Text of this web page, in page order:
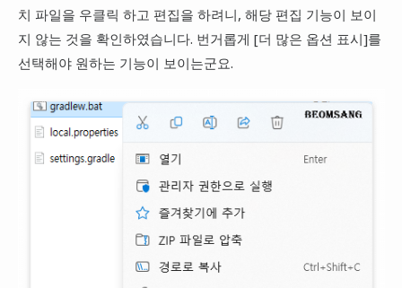
치 파일을 우클릭 하고 편집을 하려니, 해당 편집 기능이 보이
지 않는 것을 확인하였습니다. 번거롭게 [더 많은 옵션 표시]를
선택해야 원하는 기능이 보이는군요.